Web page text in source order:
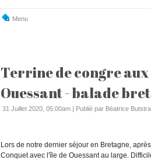
Menu
Terrine de congre aux
Ouessant - balade
31 Juillet 2020, 05:00am | Publié par Béatrice
Lors de notre dernier séjour en Bretagne,
Conquet avec l'île de Ouessant au large.